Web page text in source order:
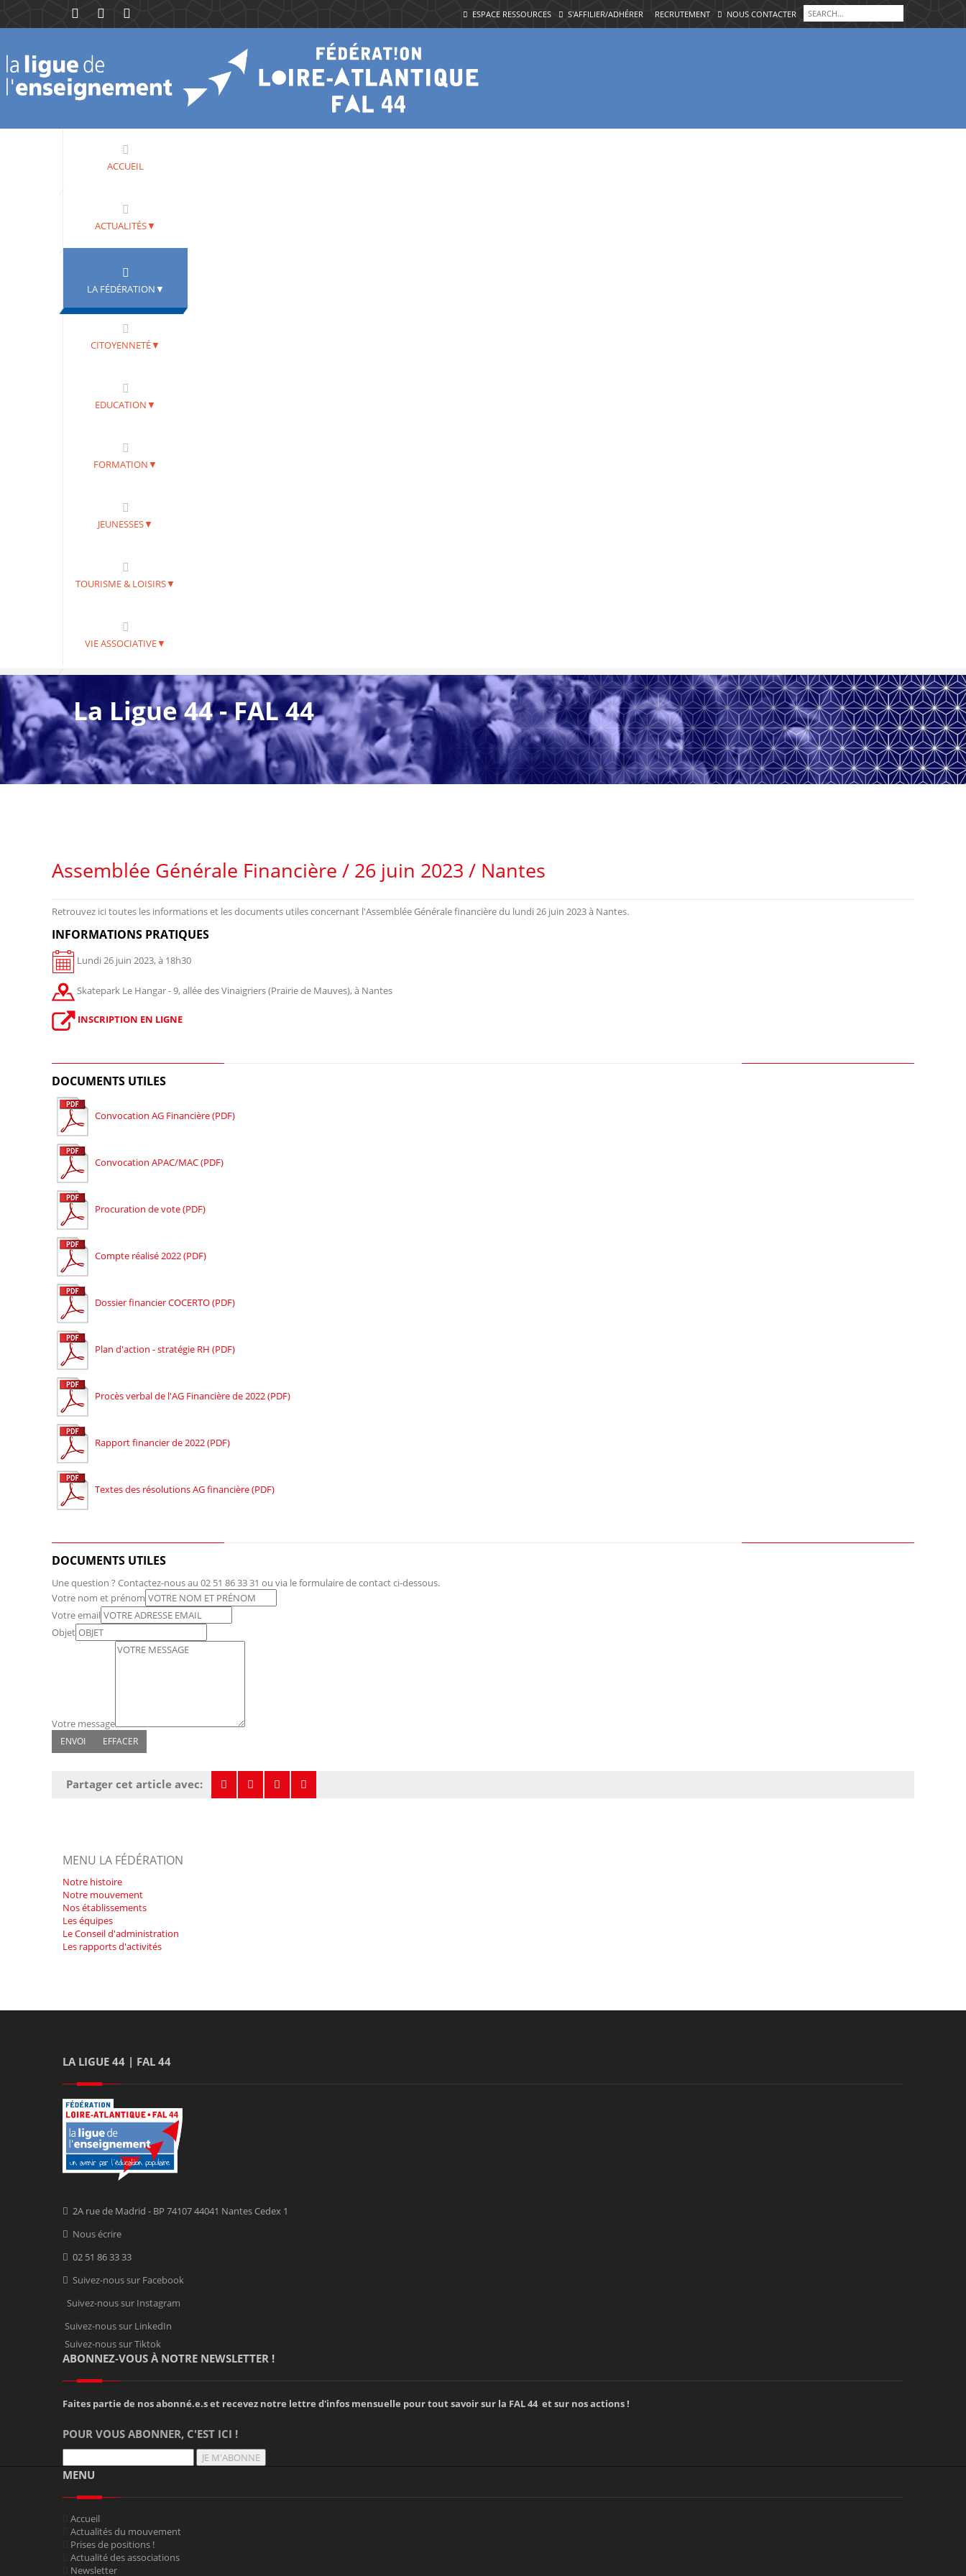
ESPACE RESSOURCES S'AFFILIER/ADHÉRER RECRUTEMENT NOUS CONTACTER
ACCUEIL
ACTUALITÉS▼
LA FÉDÉRATION▼
CITOYENNETÉ▼
Campagne Laïcité annuelle
Ressources Laïcité
Journée de formations-actions SECDLes actions du réseauCampagne de mobilisation
Podcast TMTC
Atelier-débat : LE VOTE ET VOUS
EDUCATION▼
Le CDAL 44
Nos interventions en milieu scolaire
Laïcité à l'école
Racisme et discriminations
Campagne - Liré
Ville - Nantes
Lutte contre le décrochage scolaire
Médiation par les pairs
Restauration scolaire
FORMATION▼
CQP Animateur.rice Sportif
BPJEPS MAPS éducateur.trice sportif.ve
BPJEPS ASEC - Animateur.trice socio-culturel
Catalogue Pause Méridienne
BAFA - Animateur.rice de colos
JEUNESSES▼
Junior Association
Portraits de volontaires
TOURISME & LOISIRS▼
En groupe à la Turmelière
Group'AVélo
En groupe en Pays de la Loire
Projet éducatif de la Ligue
UNAT Pays de la Loire
Aides au départ en vacancesDécouvrir Vacances Pour Tous
Réserver sa colo en ligne
Réserver ses vacances en ligne
VIE ASSOCIATIVE▼
Réseau sportif UFOLEPCRVA de Loire-Atlantique
Formations LFL
Devenir bénévole
Projections
La Ligue 44 - FAL 44
Assemblée Générale Financière / 26 juin 2023 / Nantes
Retrouvez ici toutes les informations et les documents utiles concernant l'Assemblée Générale financière du lundi 26 juin 2023 à Nantes.
INFORMATIONS PRATIQUES
Lundi 26 juin 2023, à 18h30
Skatepark Le Hangar - 9, allée des Vinaigriers (Prairie de Mauves), à Nantes
INSCRIPTION EN LIGNE
DOCUMENTS UTILES
Convocation AG Financière (PDF)
Convocation APAC/MAC (PDF)
Procuration de vote (PDF)
Compte réalisé 2022 (PDF)
Dossier financier COCERTO (PDF)
Plan d'action - stratégie RH (PDF)
Procès verbal de l'AG Financière de 2022 (PDF)
Rapport financier de 2022 (PDF)
Textes des résolutions AG financière (PDF)
DOCUMENTS UTILES
Une question ? Contactez-nous au 02 51 86 33 31 ou via le formulaire de contact ci-dessous.
Votre nom et prénom
Votre email
Objet
Votre message
Partager cet article avec:
MENU LA FÉDÉRATION
Notre histoire
Notre mouvement
Nos établissements
Les équipes
Le Conseil d'administration
Les rapports d'activités
LA LIGUE 44 | FAL 44
2A rue de Madrid - BP 74107 44041 Nantes Cedex 1
Nous écrire
02 51 86 33 33
Suivez-nous sur Facebook
Suivez-nous sur Instagram
Suivez-nous sur LinkedIn
Suivez-nous sur Tiktok
ABONNEZ-VOUS À NOTRE NEWSLETTER !
Faites partie de nos abonné.e.s et recevez notre lettre d'infos mensuelle pour tout savoir sur la FAL 44 et sur nos actions !
POUR VOUS ABONNER, C'EST ICI !
JE M'ABONNE
MENU
Accueil
Actualités du mouvement
Prises de positions !
Actualité des associations
Newsletter